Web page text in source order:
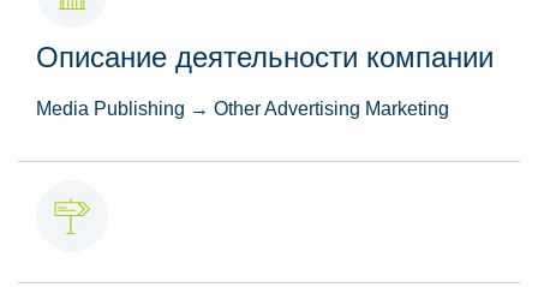
Описание деятельности компании
Media Publishing → Other Advertising Marketing